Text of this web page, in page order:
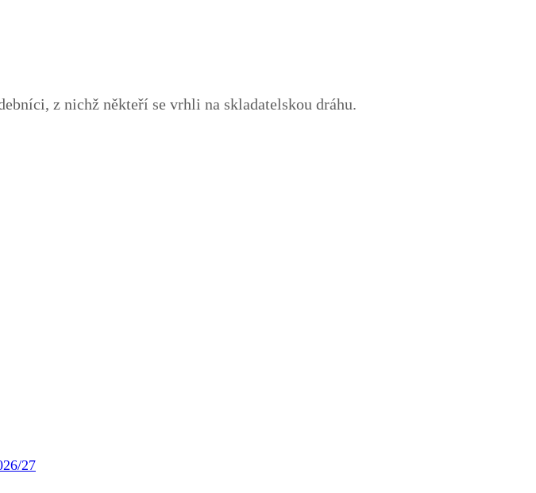
z nichž někteří se vrhli na skladatelskou dráhu.
27